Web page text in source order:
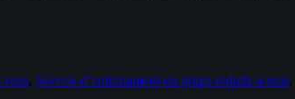
reus Serveis d’entrenament en grups reduïts a reus